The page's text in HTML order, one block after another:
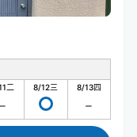
二 8/12三 8/13四